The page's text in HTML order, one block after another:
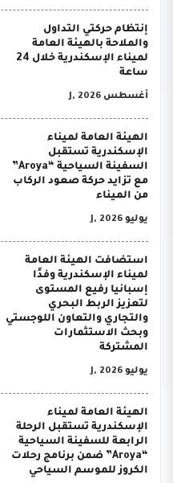
إنتظام حركتي التداول
والملاحة بالهيئة العامة
لميناء الإسكندرية خلال 24
ساعة
أغسطس J, 2026
الهيئة العامة لميناء
الإسكندرية تستقبل
السفينة السياحية “Aroya”
مع تزايد حركة صعود الركاب
من الميناء
يوليو J, 2026
استضافت الهيئة العامة
لميناء الإسكندرية وفدًا
إسبانيا رفيع المستوى
لتعزيز الربط البحري
والتجاري والتعاون اللوجستي
وبحث الاستثمارات
المشتركة
يوليو J, 2026
الهيئة العامة لميناء
الإسكندرية تستقبل الرحلة
الرابعة للسفينة السياحية
“Aroya” ضمن برنامج رحلات
الكروز للموسم السياحي